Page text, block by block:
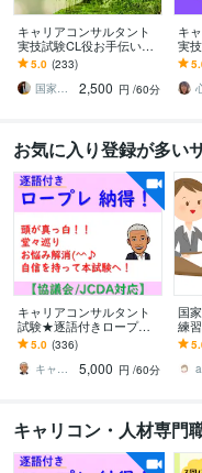
キャリアコンサルタント
実技試験CL役お手伝いし
ます 何度もロープレをや
りたい方に！ロープレ2回
+口頭試問付き
5.0 (233)
国家資格キャリアコンサルタント なす
2,500 円 /60分
キ
実
8割
～3
ま
お気に入り登録が多い
キャリアコンサルタント
試験★逐語付きロープレ
します 頭が真っ白堂々巡
りキャリコン試験の悩み
解消キャリ協/JCDA
5.0 (336)
キャリア テイクオフ CC＿SASAKI
5,000 円 /60分
国
練
試
基
手
キャリコン・人材専門